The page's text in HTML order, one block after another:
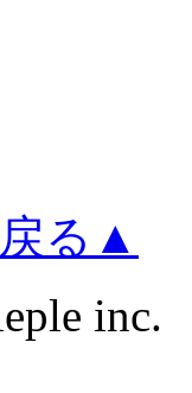
る▲
inc.